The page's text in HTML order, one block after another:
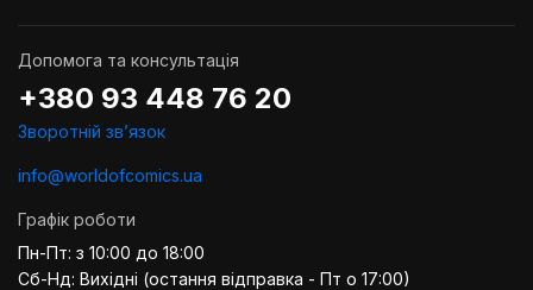
Допомога та консультація
+380 93 448 76 20
Зворотній звʼязок
info@worldofcomics.ua
Графік роботи
Пн-Пт: з 10:00 до 18:00
Сб-Нд: Вихідні (остання відправка - Пт о 17:00)